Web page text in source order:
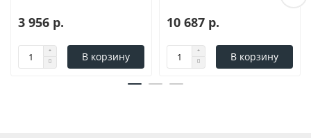
3 956 р.
В корзину
10 687 р.
В корзину